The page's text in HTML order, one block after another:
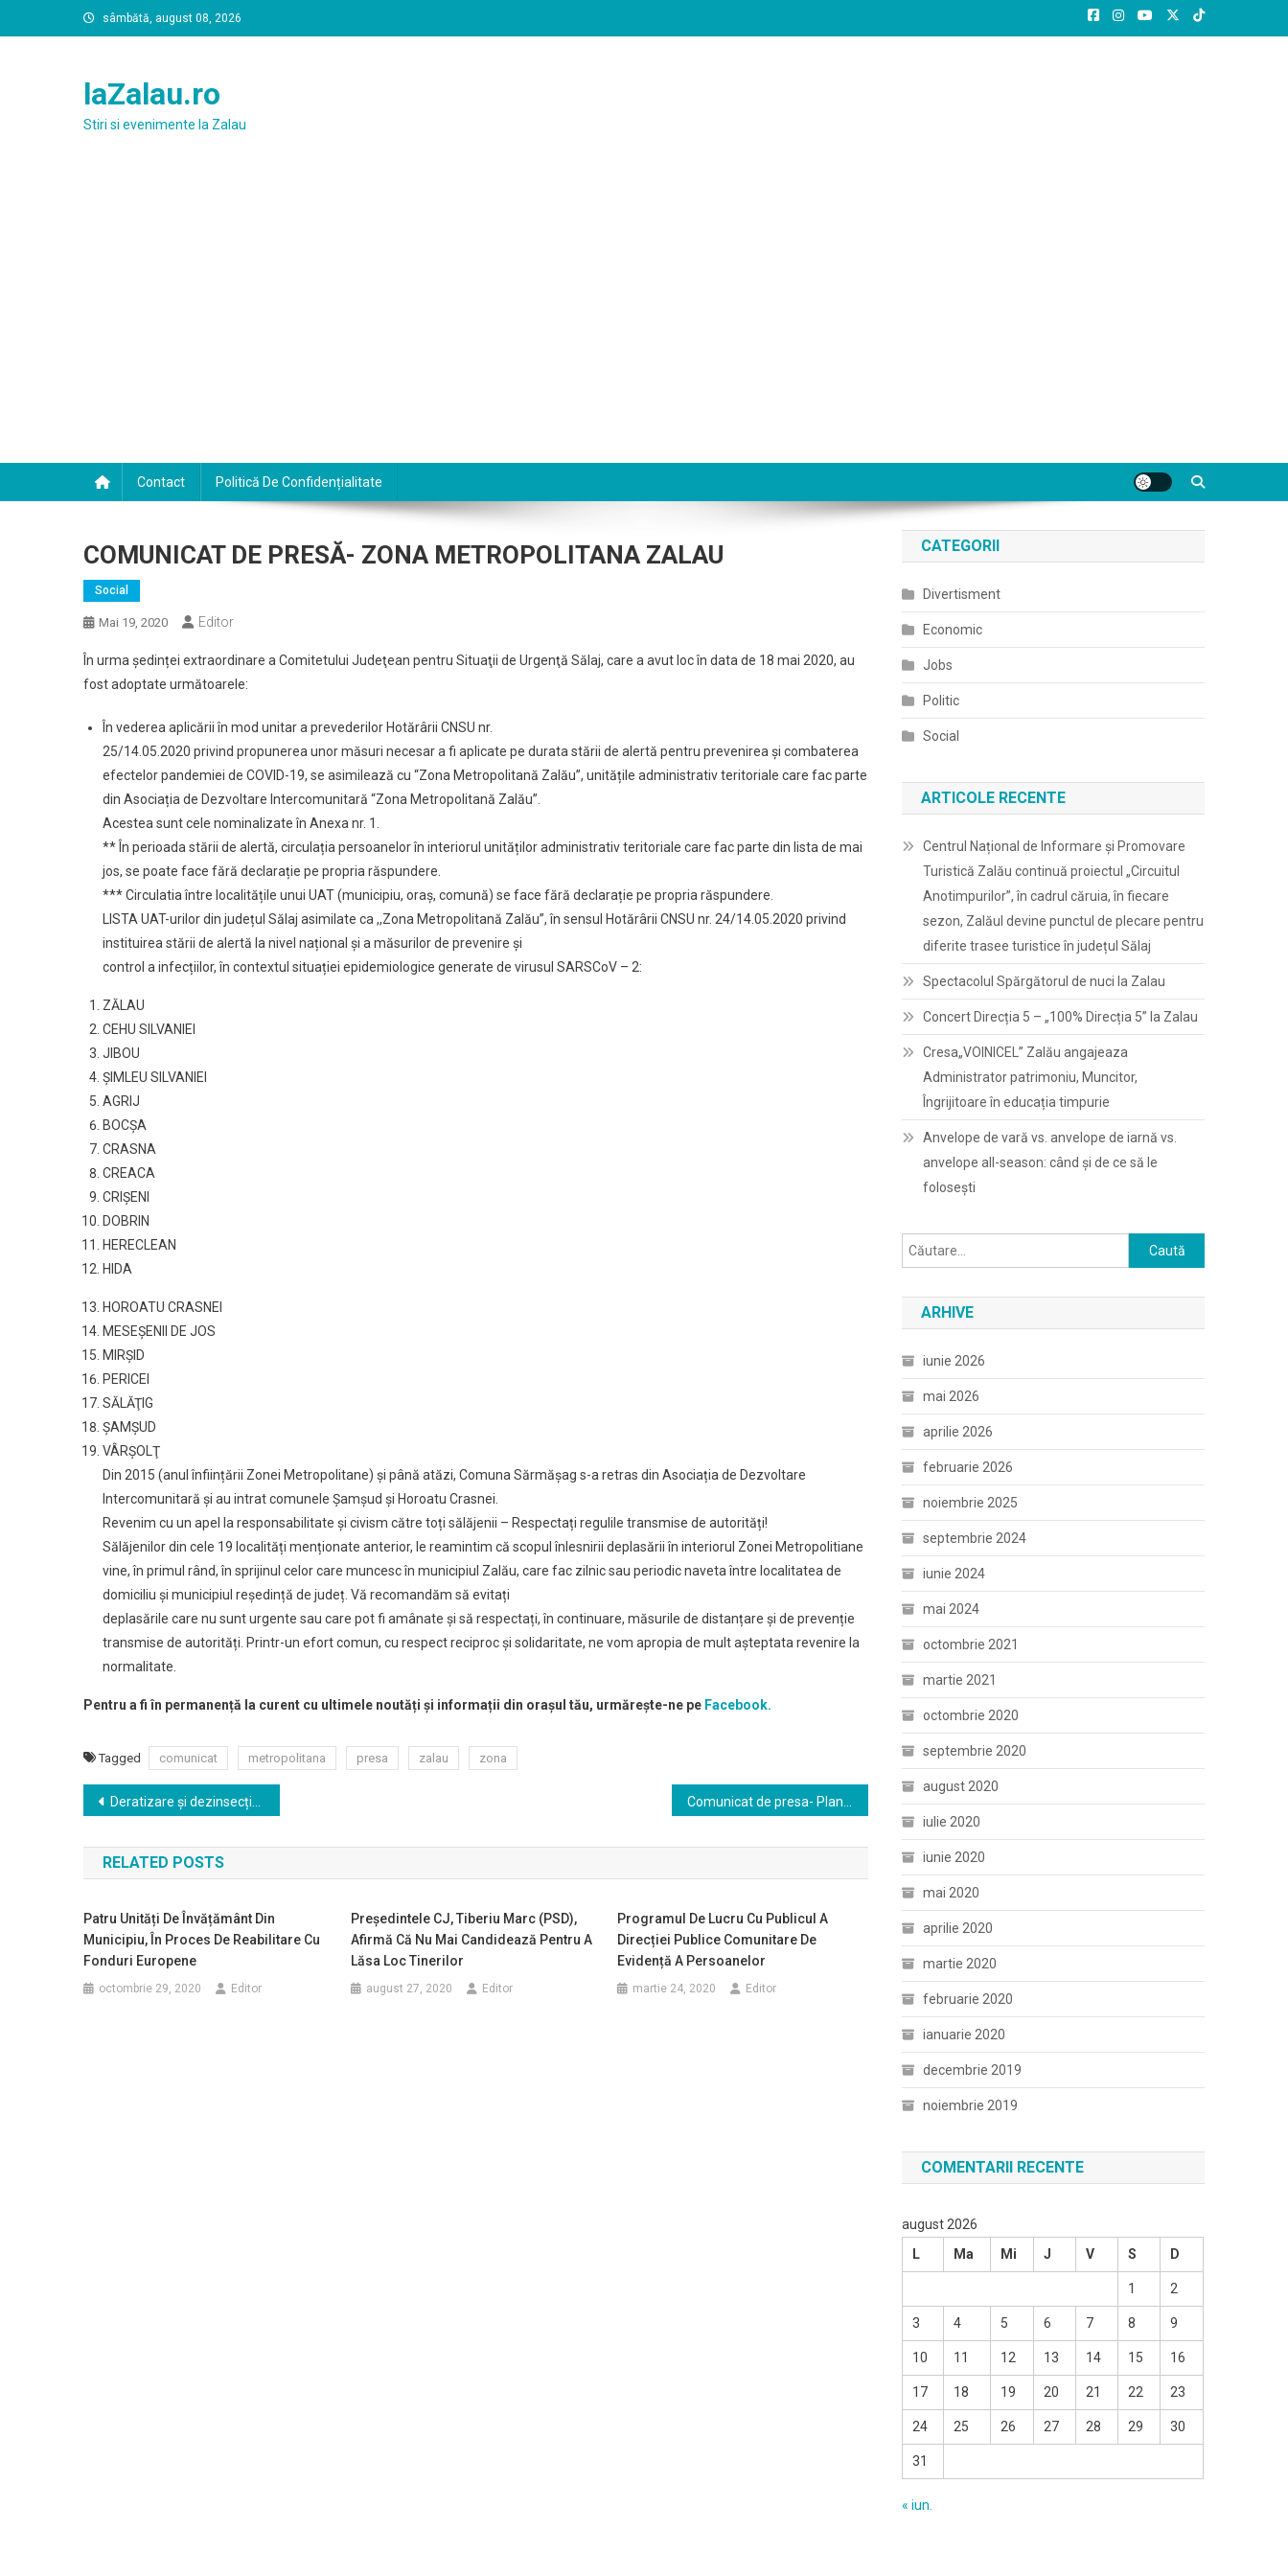
to
sâmbătă, august 08, 2026
laZalau.ro
Stiri si evenimente la Zalau
Contact Politică De Confidențialitate
COMUNICAT DE PRESĂ- ZONA METROPOLITANA ZALAU
Social
Mai 19, 2020 Editor
În urma ședinței extraordinare a Comitetului Judeţean pentru Situaţii de Urgenţă Sălaj, care a avut loc în data de 18 mai 2020, au
fost adoptate următoarele:
În vederea aplicării în mod unitar a prevederilor Hotărârii CNSU nr.
25/14.05.2020 privind propunerea unor măsuri necesar a fi aplicate pe durata stării de alertă pentru prevenirea și combaterea
efectelor pandemiei de COVID-19, se asimilează cu “Zona Metropolitană Zalău”, unitățile administrativ teritoriale care fac parte
din Asociația de Dezvoltare Intercomunitară “Zona Metropolitană Zalău”.
Acestea sunt cele nominalizate în Anexa nr. 1.
** În perioada stării de alertă, circulația persoanelor în interiorul unităților administrativ teritoriale care fac parte din lista de mai
jos, se poate face fără declarație pe propria răspundere.
*** Circulatia între localitățile unui UAT (municipiu, oraș, comună) se face fără declarație pe propria răspundere.
LISTA UAT-urilor din județul Sălaj asimilate ca ,,Zona Metropolitană Zalău”, în sensul Hotărârii CNSU nr. 24/14.05.2020 privind
instituirea stării de alertă la nivel național și a măsurilor de prevenire și
control a infecțiilor, în contextul situației epidemiologice generate de virusul SARSCoV – 2:
ZĂLAU
CEHU SILVANIEI
JIBOU
ŞIMLEU SILVANIEI
AGRIJ
BOCŞA
CRASNA
CREACA
CRIŞENI
DOBRIN
HERECLEAN
HIDA
HOROATU CRASNEI
MESEŞENII DE JOS
MIRŞID
PERICEI
SĂLĂŢIG
ŞAMŞUD
VÂRŞOLŢ
Din 2015 (anul înființării Zonei Metropolitane) și până atăzi, Comuna Sărmășag s-a retras din Asociația de Dezvoltare
Intercomunitară și au intrat comunele Șamșud și Horoatu Crasnei.
Revenim cu un apel la responsabilitate și civism către toți sălăjenii – Respectați regulile transmise de autorități!
Sălăjenilor din cele 19 localități menționate anterior, le reamintim că scopul înlesnirii deplasării în interiorul Zonei Metropolitiane
vine, în primul rând, în sprijinul celor care muncesc în municipiul Zalău, care fac zilnic sau periodic naveta între localitatea de
domiciliu și municipiul reședință de județ. Vă recomandăm să evitați
deplasările care nu sunt urgente sau care pot fi amânate și să respectați, în continuare, măsurile de distanțare și de prevenție
transmise de autorități. Printr-un efort comun, cu respect reciproc și solidaritate, ne vom apropia de mult așteptata revenire la
normalitate.
Pentru a fi în permanență la curent cu ultimele noutăți și informații din orașul tău, urmărește-ne pe Facebook.
Tagged comunicat metropolitana presa zalau zona
Navigare
în
articole
Deratizare și dezinsecție în municipiul Zalău
RELATED POSTS
Patru Unități De Învățământ Din
Municipiu, În Proces De Reabilitare Cu
Fonduri Europene
octombrie 29, 2020 Editor
Preşedintele CJ, Tiberiu Marc (PSD),
Afirmă Că Nu Mai Candidează Pentru A
Lăsa Loc Tinerilor
august 27, 2020 Editor
Programul De Lucru Cu Publicul A
Direcției Publice Comunitare De
Evidență A Persoanelor
martie 24, 2020 Editor
CATEGORII
Divertisment
Economic
Jobs
Politic
Social
ARTICOLE RECENTE
Centrul Național de Informare și Promovare
Turistică Zalău continuă proiectul „Circuitul
Anotimpurilor”, în cadrul căruia, în fiecare
sezon, Zalăul devine punctul de plecare pentru
diferite trasee turistice în județul Sălaj
Spectacolul Spărgătorul de nuci la Zalau
Concert Direcția 5 – „100% Direcția 5” la Zalau
Cresa„VOINICEL” Zalău angajeaza
Administrator patrimoniu, Muncitor,
Îngrijitoare în educația timpurie
Anvelope de vară vs. anvelope de iarnă vs.
anvelope all-season: când și de ce să le
folosești
Caută
după:
ARHIVE
iunie 2026
mai 2026
aprilie 2026
februarie 2026
noiembrie 2025
septembrie 2024
iunie 2024
mai 2024
octombrie 2021
martie 2021
octombrie 2020
septembrie 2020
august 2020
iulie 2020
iunie 2020
mai 2020
aprilie 2020
martie 2020
februarie 2020
ianuarie 2020
decembrie 2019
noiembrie 2019
COMENTARII RECENTE
august 2026
L
Ma Mi J V S D
1 2
3 4 5 6 7 8 9
10 11 12 13 14 15 16
17 18 19 20 21 22 23
24 25 26 27 28 29 30
31
« iun.